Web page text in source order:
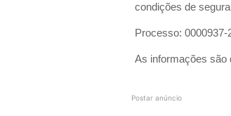
condições de
Processo: 0000937-
As informações são
Postar anúncio